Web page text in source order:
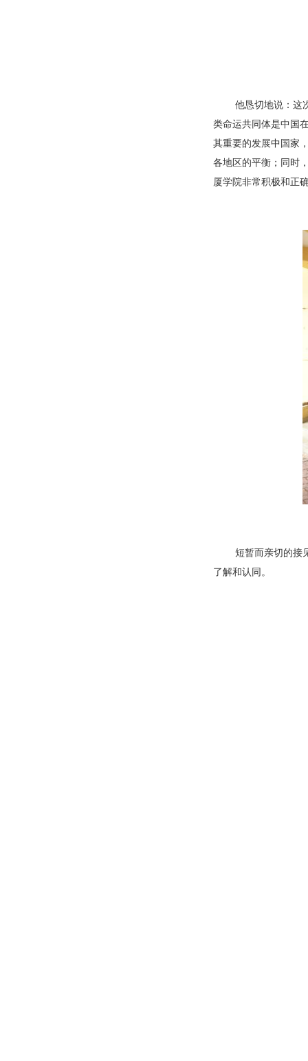
他恳切地说：这次
类命运共同体是中国
其重要的发展中国家
各地区的平衡；同时
厦学院非常积极和正
短暂而亲切的接见
了解和认同。